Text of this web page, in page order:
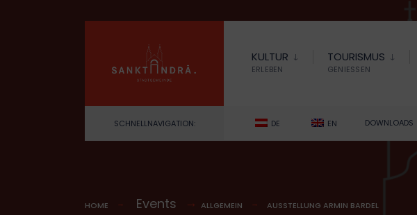
content
KULTUR
ERLEBEN
TOURISMUS
GENIESSEN
SCHNELLNAVIGATION: DE EN DOWNLOADS
HOME Events ALLGEMEIN AUSSTELLUNG ARMIN BARDEL